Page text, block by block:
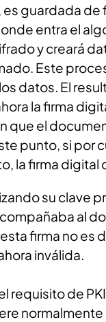
guardada de
entra el
y creará
Este
datos. El
la firma
que el
punto, si por
la firma digital
su clave
al
firma no es
inválida.
requisito de
normalmente